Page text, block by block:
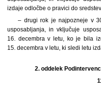
izdaje odločbe o pravici do
– drugi rok je najpozneje v
usposabljanja, in vključuje
16. decembra v letu, ko je bila
15. decembra v letu, ki sledi letu
2. oddelek